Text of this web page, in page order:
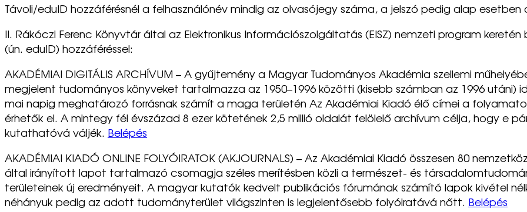
Távoli/eduID hozzáférésnél a felhasználónév mindig az olvasójegy száma, a jelszó pedig alap esetben
II. Rákóczi Ferenc Könyvtár által az Elektronikus Információszolgáltatás (EISZ) nemzeti program
(ún. eduID) hozzáféréssel:
AKADÉMIAI DIGITÁLIS ARCHÍVUM –A gyűjtemény a Magyar Tudományos Akadémia szellemi
megjelent tudományos könyveket tartalmazza az 1950–1996 közötti (kisebb számban az 1996
mai napig meghatározó forrásnak számít a maga területén Az Akadémiai Kiadó élő címei a
érhetők el. A mintegy fél évszázad 8 ezer kötetének 2,5 millió oldalát felölelő archívum célja, hogy e
kutathatóvá váljék. Belépés
AKADÉMIAI KIADÓ ONLINE FOLYÓIRATOK (AKJOURNALS) – Az Akadémiai Kiadó összesen 80
által irányított lapot tartalmazó csomagja széles merítésben közli a természet- és
területeinek új eredményeit. A magyar kutatók kedvelt publikációs fórumának számító lapok kivétel
néhányuk pedig az adott tudományterület világszinten is legjelentősebb folyóiratává nőtt. Belépés